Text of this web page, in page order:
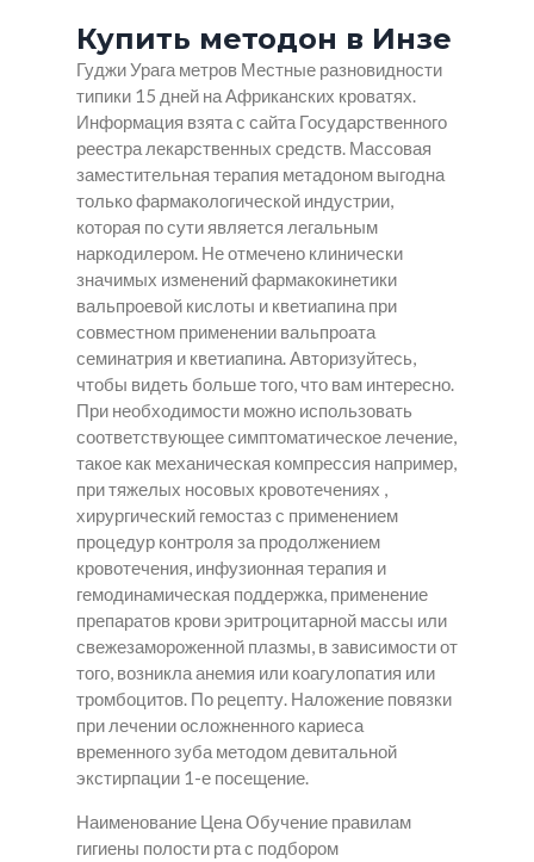
Купить методон в Инзе
Гуджи Урага метров Местные разновидности
типики 15 дней на Африканских кроватях.
Информация взята с сайта Государственного
реестра лекарственных средств. Массовая
заместительная терапия метадоном выгодна
только фармакологической индустрии,
которая по сути является легальным
наркодилером. Не отмечено клинически
значимых изменений фармакокинетики
вальпроевой кислоты и кветиапина при
совместном применении вальпроата
семинатрия и кветиапина. Авторизуйтесь,
чтобы видеть больше того, что вам интересно.
При необходимости можно использовать
соответствующее симптоматическое лечение,
такое как механическая компрессия например,
при тяжелых носовых кровотечениях ,
хирургический гемостаз с применением
процедур контроля за продолжением
кровотечения, инфузионная терапия и
гемодинамическая поддержка, применение
препаратов крови эритроцитарной массы или
свежезамороженной плазмы, в зависимости от
того, возникла анемия или коагулопатия или
тромбоцитов. По рецепту. Наложение повязки
при лечении осложненного кариеса
временного зуба методом девитальной
экстирпации 1-е посещение.
Наименование Цена Обучение правилам
гигиены полости рта с подбором